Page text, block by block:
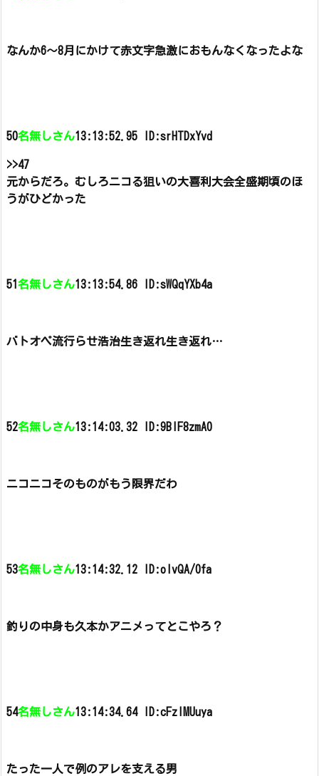
なんか6～8月にかけて赤文字急激におもんなくなったよな
50名無しさん13:13:52.95 ID:srHTDxYvd
>>47
元からだろ。 むしろニコる狙いの大喜利大会全盛期頃のほ
うがひどかった
51 名無しさん13:13:54.86 ID:sWQqYXb4a
バトオペ流行らせ浩治生き返れ生き返れ…
52名無しさん13:14:03.32 ID:9BIF8zmA0
ニコニコそのものがもう限界だわ
53名無しさん13:14:32.12 ID:olvQA/0fa
釣りの中身も久本かアニメってとこやろ？
54名無しさん13:14:34.64 ID:cFzIMUuya
たった一人で例のアレを支える男